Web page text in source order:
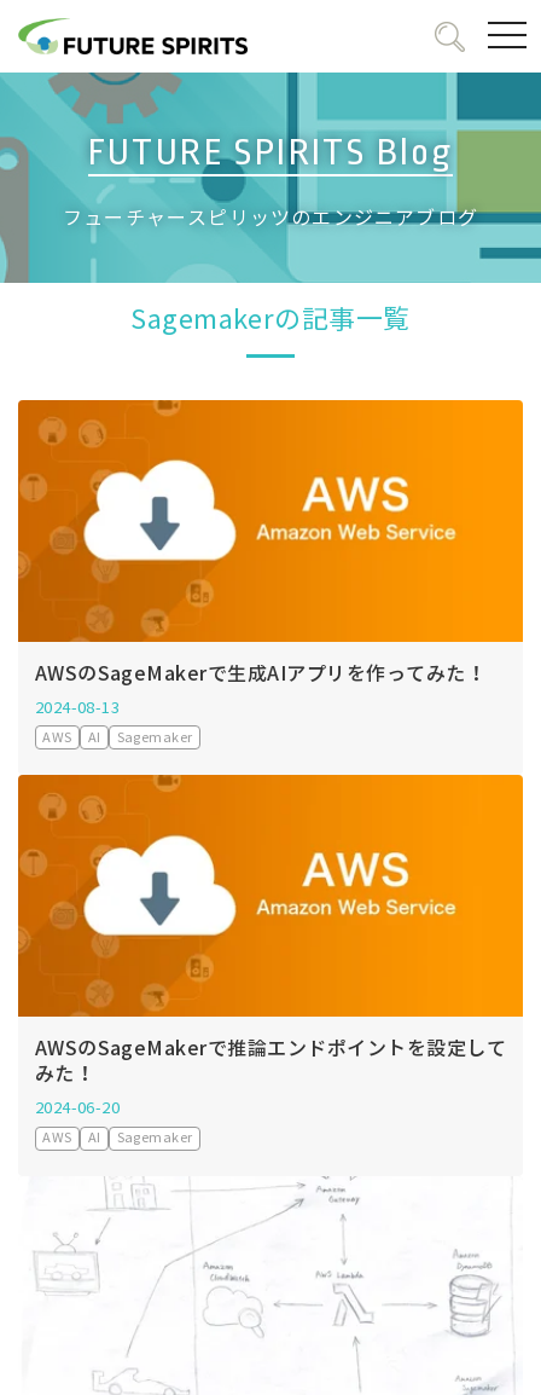
FUTURE SPIRITS Blog
フューチャースピリッツのエンジニアブログ
Sagemakerの記事一覧
AWSのSageMakerで生成AIアプリを作ってみた！
2024-08-13
AWS AI Sagemaker
AWSのSageMakerで推論エンドポイントを設定して
みた！
2024-06-20
AWS AI Sagemaker